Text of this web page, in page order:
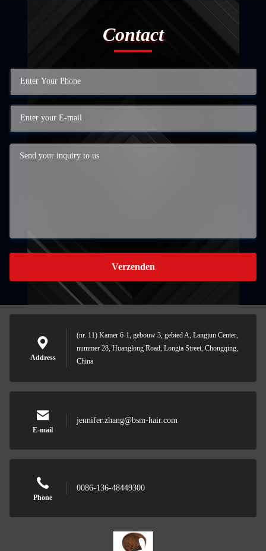
Contact
Verzenden
Address
(nr. 11) Kamer 6-1, gebouw 3, gebied A, Langjun Center,
nummer 28, Huanglong Road, Longta Street, Chongqing,
China
E-mail
jennifer.zhang@bsm-hair.com
Phone
0086-136-48449300